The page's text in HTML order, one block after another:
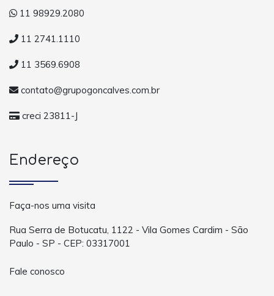
11 98929.2080
11 2741.1110
11 3569.6908
contato@grupogoncalves.com.br
creci 23811-J
Endereço
Faça-nos uma visita
Rua Serra de Botucatu, 1122 - Vila Gomes Cardim - São
Paulo - SP - CEP: 03317001
Fale conosco